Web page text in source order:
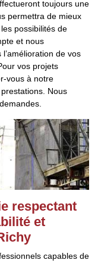
toujours une
permettra de mieux
possibilités de
et nous
de vos
vos projets
vous à notre
Nous
respectant
et
capables de